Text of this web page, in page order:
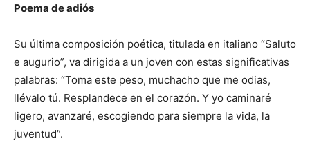
Poema de adiós
Su última composición poética, titulada en italiano “Saluto
e augurio”, va dirigida a un joven con estas significativas
palabras: “Toma este peso, muchacho que me odias,
llévalo tú. Resplandece en el corazón. Y yo caminaré
ligero, avanzaré, escogiendo para siempre la vida, la
juventud”.